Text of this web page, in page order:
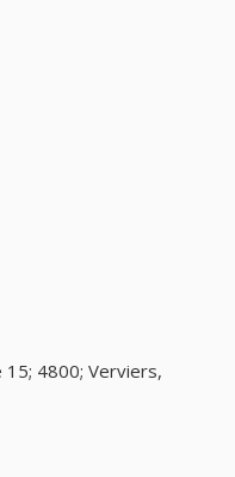
15; 4800; Verviers,